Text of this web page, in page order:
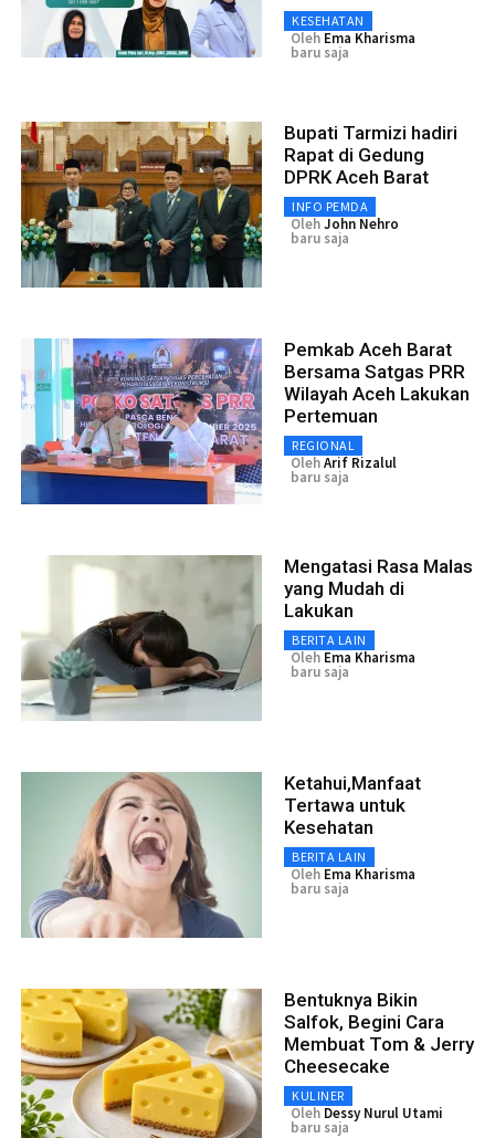
KESEHATAN
Oleh Ema Kharisma
baru saja
Bupati Tarmizi hadiri
Rapat di Gedung
DPRK Aceh Barat
INFO PEMDA
OlehJohn Nehro
baru saja
Pemkab Aceh Barat
Bersama Satgas PRR
Wilayah Aceh Lakukan
Pertemuan
REGIONAL
OlehArif Rizalul
baru saja
Mengatasi Rasa Malas
yang Mudah di
Lakukan
BERITA LAIN
Oleh Ema Kharisma
baru saja
Ketahui,Manfaat
Tertawa untuk
Kesehatan
BERITA LAIN
Oleh Ema Kharisma
baru saja
Bentuknya Bikin
Salfok, Begini Cara
Membuat Tom & Jerry
Cheesecake
KULINER
Oleh Dessy Nurul Utami
baru saja